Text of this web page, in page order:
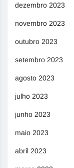
dezembro 2023
novembro 2023
outubro 2023
setembro 2023
agosto 2023
julho 2023
junho 2023
maio 2023
abril 2023